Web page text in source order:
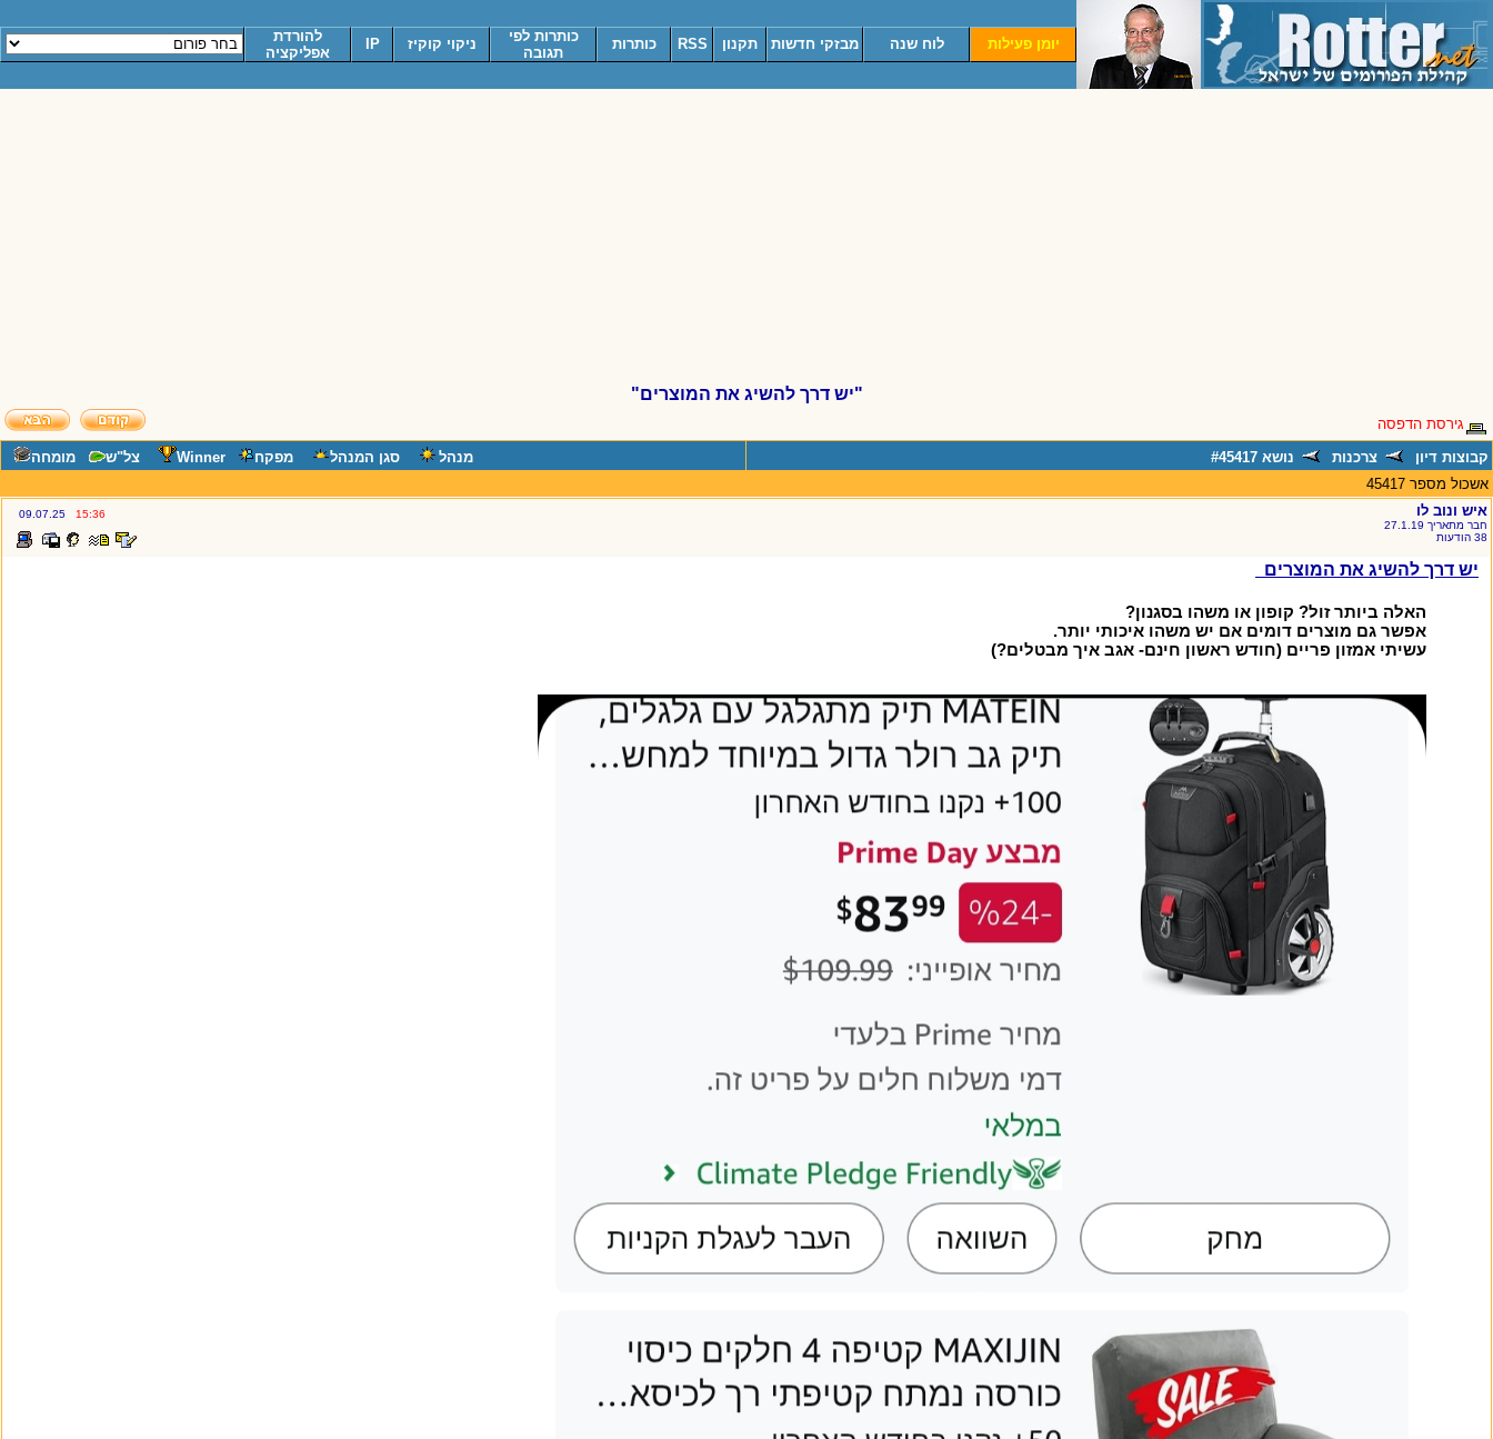
יומן פעילות לוח שנה מבזקי חדשות תקנון RSS כותרות
כותרות לפי
תגובה
ניקוי קוקיז IP
להורדת
אפליקציה
"יש דרך להשיג את המוצרים"
גירסת הדפסה
קבוצות דיון
צרכנות נושא #45417 מנהל סגן המנהל מפקח Winner צל"ש
מומחה
אשכול מספר 45417
איש ונוב לו
חבר מתאריך 27.1.19
38 הודעות
15:36
09.07.25
יש דרך להשיג את המוצרים
האלה ביותר זול? קופון או משהו בסגנון?
אפשר גם מוצרים דומים אם יש משהו איכותי יותר.
עשיתי אמזון פריים (חודש ראשון חינם- אגב איך מבטלים?)